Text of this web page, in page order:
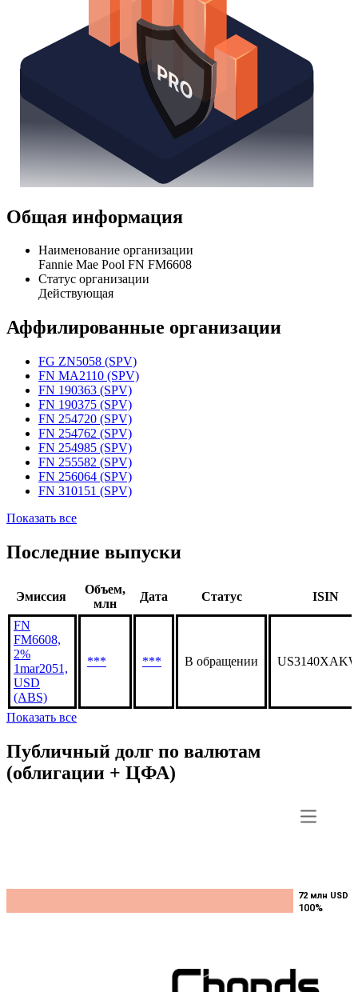
Общая информация
Наименование организации
Fannie Mae Pool FN FM6608
Статус организации
Действующая
Аффилированные организации
FG ZN5058 (SPV)
FN MA2110 (SPV)
FN 190363 (SPV)
FN 190375 (SPV)
FN 254720 (SPV)
FN 254762 (SPV)
FN 254985 (SPV)
FN 255582 (SPV)
FN 256064 (SPV)
FN 310151 (SPV)
Показать все
Последние выпуски
Эмиссия
Объем,
млн
Дата Статус ISIN
FN
FM6608,
2%
1mar2051,
USD
(ABS)
*** *** В обращении
Показать все
Публичный долг по валютам
(облигации + ЦФА)
72 млн USD
100%
72 млн USD
100%